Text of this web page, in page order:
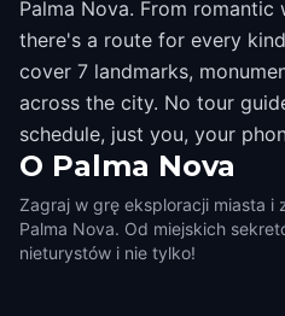
Palma Nova. From
there's a route for every
cover 7 landmarks,
across the city. No tour
schedule, just you, your
O Palma Nova
Zagraj w grę eksploracji miasta i
Palma Nova. Od miejskich
nieturystów i nie tylko!